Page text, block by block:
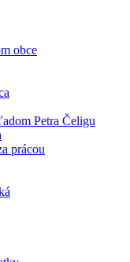
obce
Petra Čeligu
prácou